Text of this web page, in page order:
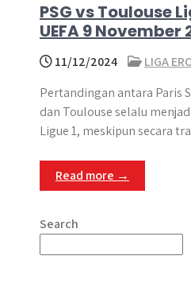
PSG vs Toulouse
UEFA 9 November
11/12/2024
LIGA
Pertandingan antara Paris
dan Toulouse selalu
Ligue 1, meskipun secara
Read more →
Search